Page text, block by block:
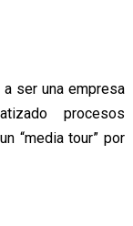
ser una empresa
procesos
“media tour” por